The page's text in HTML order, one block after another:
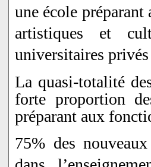
une école
artistiques et
universitaires privés
La quasi-totalité
forte proportion
préparant aux
75% des